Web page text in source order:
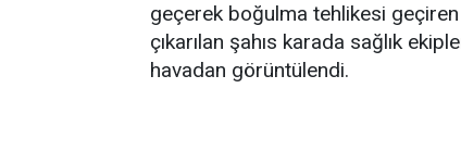
geçerek boğulma tehlikesi geçiren
çıkarılan şahıs karada sağlık
havadan görüntülendi.